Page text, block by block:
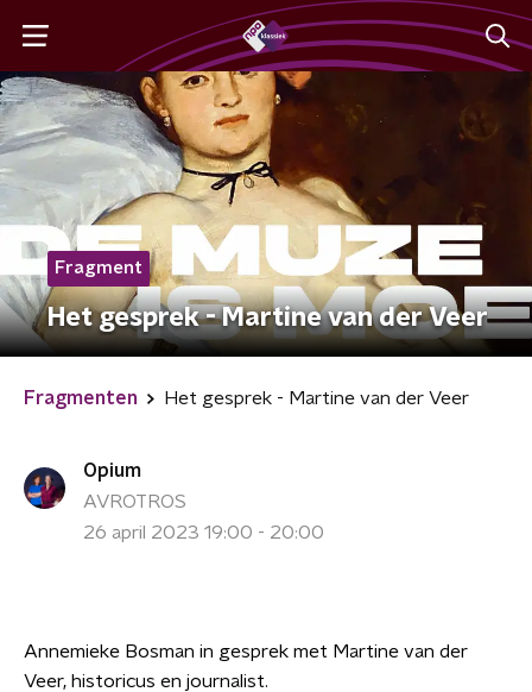
Fragment
Het gesprek - Martine van der Veer
Fragmenten Het gesprek - Martine van der Veer
Opium
AVROTROS
26 april 2023 19:00 - 20:00
Annemieke Bosman in gesprek met Martine van der
Veer, historicus en journalist.